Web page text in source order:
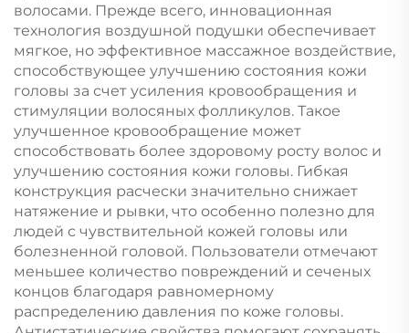
волосами. Прежде всего, инновационная
технология воздушной подушки обеспечивает
мягкое, но эффективное массажное воздействие,
способствующее улучшению состояния кожи
головы за счет усиления кровообращения и
стимуляции волосяных фолликулов. Такое
улучшенное кровообращение может
способствовать более здоровому росту волос и
улучшению состояния кожи головы. Гибкая
конструкция расчески значительно снижает
натяжение и рывки, что особенно полезно для
людей с чувствительной кожей головы или
болезненной головой. Пользователи отмечают
меньшее количество повреждений и сеченых
концов благодаря равномерному
распределению давления по коже головы.